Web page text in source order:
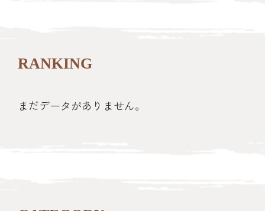
RANKING
まだデータがありません。